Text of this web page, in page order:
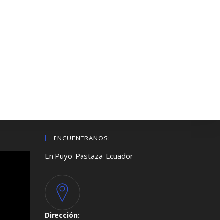
ENCUENTRANOS:
En Puyo-Pastaza-Ecuador
Dirección: